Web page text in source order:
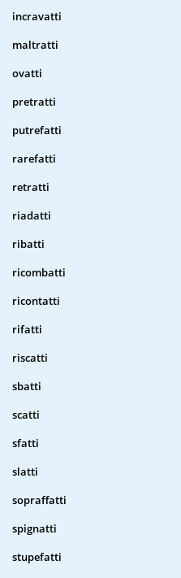
incravatti
maltratti
ovatti
pretratti
putrefatti
rarefatti
retratti
riadatti
ribatti
ricombatti
ricontatti
rifatti
riscatti
sbatti
scatti
sfatti
slatti
sopraffatti
spignatti
stupefatti